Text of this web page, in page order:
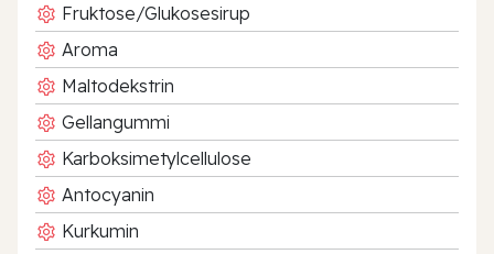
Fruktose/Glukosesirup
Aroma
Maltodekstrin
Gellangummi
Karboksimetylcellulose
Antocyanin
Kurkumin